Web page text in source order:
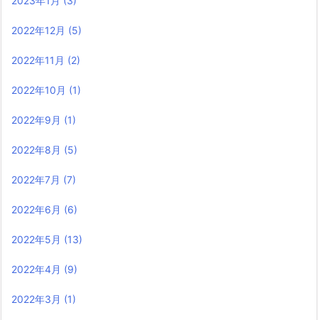
2022年12月 (5)
2022年11月 (2)
2022年10月 (1)
2022年9月 (1)
2022年8月 (5)
2022年7月 (7)
2022年6月 (6)
2022年5月 (13)
2022年4月 (9)
2022年3月 (1)